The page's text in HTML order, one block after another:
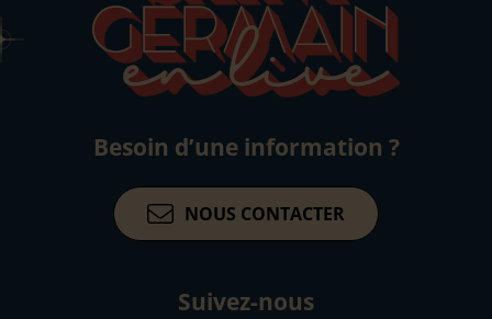
Besoin d’une information ?
NOUS CONTACTER
Suivez-nous